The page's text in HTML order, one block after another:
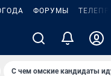
ФОРУМЫ
С чем омские кандидаты